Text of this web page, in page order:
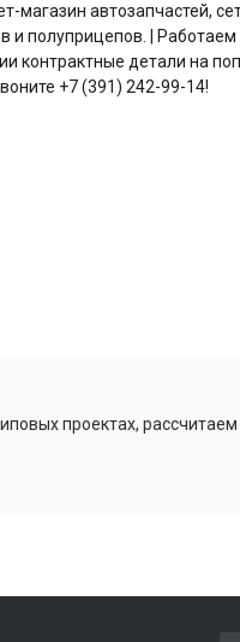
магазин автозапчастей,
и полуприцепов. |
контрактные детали на
+7 (391) 242-99-14!
проектах,